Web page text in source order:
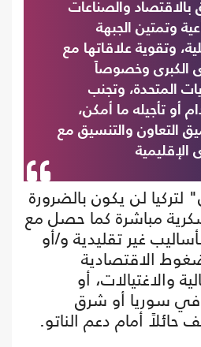
بالاقتصاد والصناعات
وتمتين الجبهة
وتقوية علاقاتها مع
الكبرى وخصوصاً
المتحدة، وتجنب
أو تأجيله ما أمكن،
التعاون والتنسيق مع
الإقليمية
لن يكون بالضرورة
مباشرة كما حصل مع
غير تقليدية و/أو
الاقتصادية
والاغتيالات، أو
في سوريا أو شرق
أمام دعم الناتو.